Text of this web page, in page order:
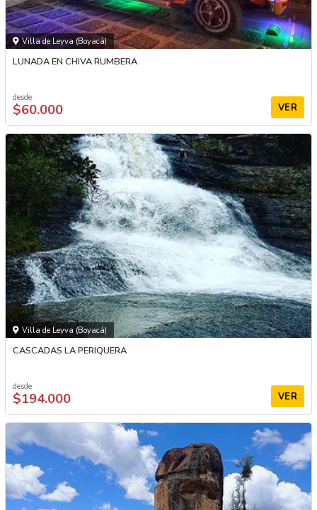
Villa de Leyva (Boyacá)
LUNADA EN CHIVA RUMBERA
desde
$60.000 VER
Villa de Leyva (Boyacá)
CASCADAS LA PERIQUERA
desde
$194.000 VER